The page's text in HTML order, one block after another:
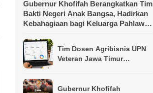
Gubernur Khofifah Berangkatkan Tim
Bakti Negeri Anak Bangsa, Hadirkan
Kebahagiaan bagi Keluarga Pahlawan
Tim Dosen Agribisnis UPN
Veteran Jawa Timur
Kelompok Tani dan UMKM
Gubernur Khofifah